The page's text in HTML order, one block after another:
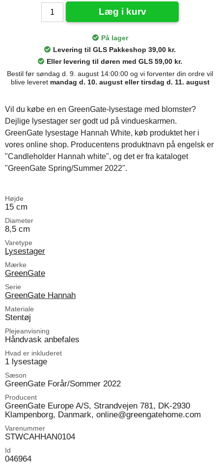
Læg i kurv
På lager
Levering til GLS Pakkeshop 39,00 kr.
Eller levering til døren med GLS 59,00 kr.
Bestil før søndag d. 9. august 14:00:00 og vi forventer din ordre vil
blive leveret mandag d. 10. august eller tirsdag d. 11. august
Vil du købe en en GreenGate-lysestage med blomster?
Dejlige lysestager ser godt ud på vindueskarmen.
GreenGate lysestage Hannah White, køb produktet her i
vores online shop. Producentens produktnavn på engelsk er
"Candleholder Hannah white", og det er fra kataloget
"GreenGate Spring/Summer 2022".
Højde
15 cm
Diameter
8,5 cm
Varetype
Lysestager
Mærke
GreenGate
Serie
GreenGate Hannah
Materiale
Stentøj
Plejeanvisning
Håndvask anbefales
Hvad er inkluderet
1 lysestage
Sæson
GreenGate Forår/Sommer 2022
Producent
GreenGate Europe A/S, Strandvejen 781, DK-2930
Klampenborg, Danmark, online@greengatehome.com
Varenummer
STWCAHHAN0104
Id
046964